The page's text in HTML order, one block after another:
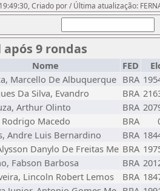
Criado por / Última atualização:
9 rondas
Nome FED
Marcello De Albuquerque BRA
Da Silva, Evandro BRA
Arthur Olinto BRA
Rodrigo Macedo BRA
Andre Luis Bernardino BRA
Danylo De Freitas Me BRA
Fabson Barbosa BRA
Lincoln Robert Lemos BRA